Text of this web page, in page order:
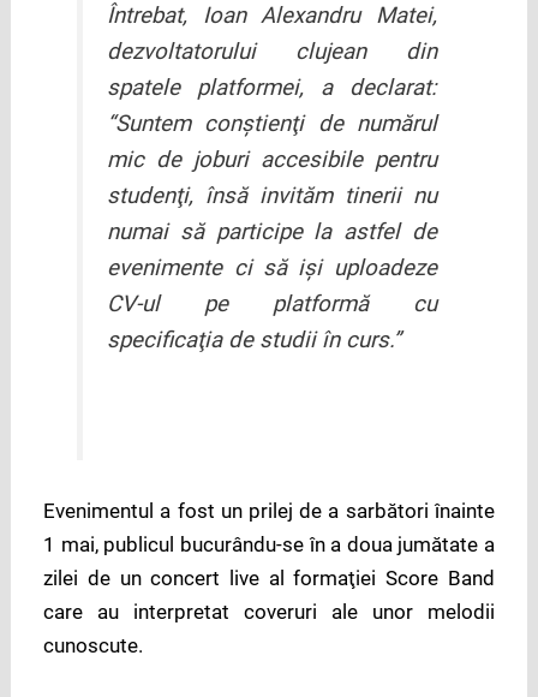
Întrebat, Ioan Alexandru Matei,
dezvoltatorului clujean din
spatele platformei, a declarat:
“Suntem conştienţi de numărul
mic de joburi accesibile pentru
studenţi, însă invităm tinerii nu
numai să participe la astfel de
evenimente ci să iși uploadeze
CV-ul pe platformă cu
specificaţia de studii în curs.”
Evenimentul a fost un prilej de a sarbători înainte
1 mai, publicul bucurându-se în a doua jumătate a
zilei de un concert live al formaţiei Score Band
care au interpretat coveruri ale unor melodii
cunoscute.